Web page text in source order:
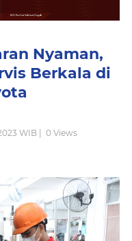
Nyaman,
Berkala di
WIB | 0Views